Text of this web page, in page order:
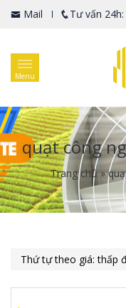
Mail Tư vấn
Menu
quạt công
Trang chủ»